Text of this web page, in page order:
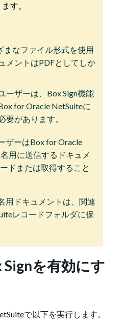
す。
まなファイル形式を使用
メントはPDFとしてしか
ーザーは、Box Sign機能
for Oracle NetSuiteに
要があります。
ザーはBox for Oracle
用に送信するドキュメ
ドまたは取得すること
用ドキュメントは、関連
レコードフォルダに保
を有効にす
で以下を実行します。